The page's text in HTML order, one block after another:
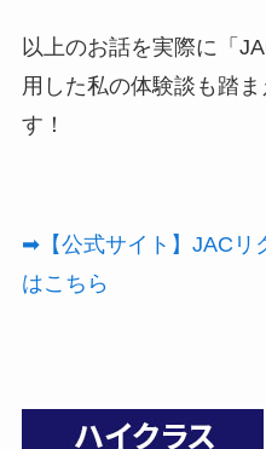
以上のお話を実際に「
用した私の体験談も踏
す！
➡【公式サイト】JACリ
はこちら